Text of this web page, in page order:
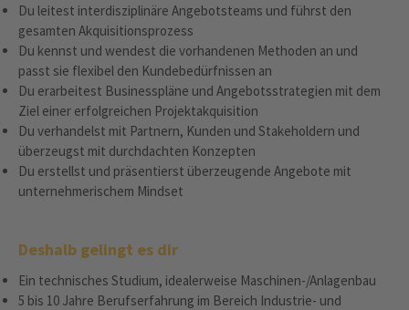
Du leitest interdisziplinäre Angebotsteams und führst den
gesamten Akquisitionsprozess
Du kennst und wendest die vorhandenen Methoden an und
passt sie flexibel den Kundebedürfnissen an
Du erarbeitest Businesspläne und Angebotsstrategien mit dem
Ziel einer erfolgreichen Projektakquisition
Du verhandelst mit Partnern, Kunden und Stakeholdern und
überzeugst mit durchdachten Konzepten
Du erstellst und präsentierst überzeugende Angebote mit
unternehmerischem Mindset
Deshalb gelingt es dir
Ein technisches Studium, idealerweise Maschinen-/Anlagenbau
5 bis 10 Jahre Berufserfahrung im Bereich Industrie- und